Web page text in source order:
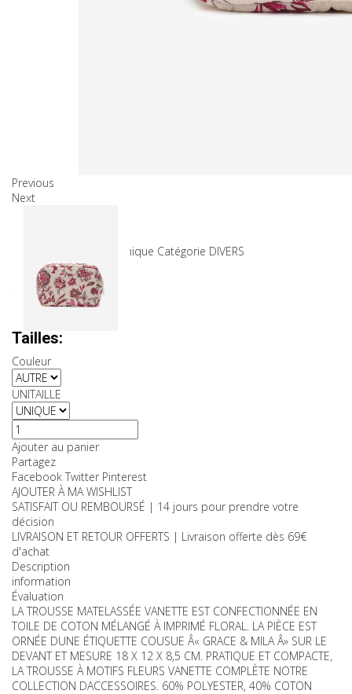
Previous
Next
7-35321_FLEUR_Unique Catégorie DIVERS
39,00 €
27,30 € Gagnez 30%
Couleurs:
Tailles:
Couleur
UNITAILLE
Ajouter au panier
Partagez
Facebook Twitter Pinterest
AJOUTER À MA WISHLIST
SATISFAIT OU REMBOURSÉ | 14 jours pour prendre votre
décision
LIVRAISON ET RETOUR OFFERTS | Livraison offerte dès 69€
d'achat
Description
information
Évaluation
LA TROUSSE MATELASSÉE VANETTE EST CONFECTIONNÉE EN
TOILE DE COTON MÉLANGÉ À IMPRIMÉ FLORAL. LA PIÈCE EST
ORNÉE DUNE ÉTIQUETTE COUSUE Â« GRACE & MILA Â» SUR LE
DEVANT ET MESURE 18 X 12 X 8,5 CM. PRATIQUE ET COMPACTE,
LA TROUSSE À MOTIFS FLEURS VANETTE COMPLÈTE NOTRE
COLLECTION DACCESSOIRES. 60% POLYESTER, 40% COTON